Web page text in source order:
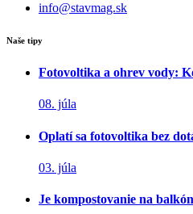
info@stavmag.sk
Naše tipy
Fotovoltika a ohrev vody:
08. júla
Oplatí sa fotovoltika bez
03. júla
Je kompostovanie na